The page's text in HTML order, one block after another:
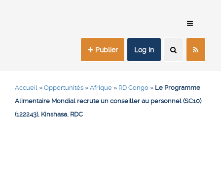
Publier Log In
Accueil » Opportunités » Afrique » RD Congo » Le Programme
Alimentaire Mondial recrute un conseiller au personnel (SC10)
(122243), Kinshasa, RDC